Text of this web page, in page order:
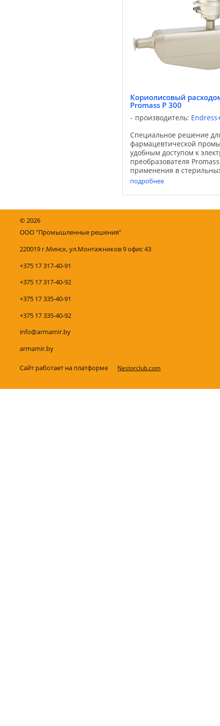
Кориолисовый
Promass P 300
производитель:
Специальное решение
фармацевтической
удобным доступом к
преобразователя
применения в
фармацевтической
Предназначен для
применений, ...
подробнее
©2026
ООО "Промышленные решения"
220019 г.Минск, ул.Монтажников 9 офис 43
+375 17 317-40-91
+375 17 317-40-92
+375 17 335-40-91
+375 17 335-40-92
info@armamir.by
armamir.by
Сайт работает на платформе Nestorclub.com